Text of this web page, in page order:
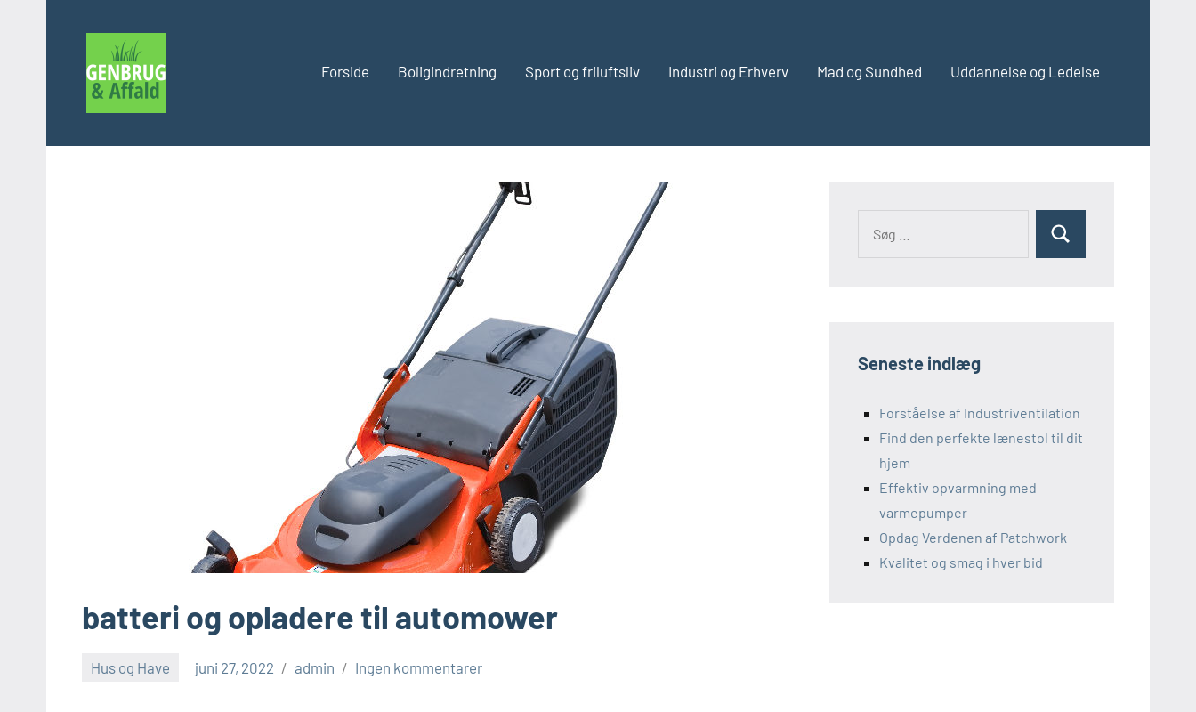
indhold
og
Forside Boligindretning Sport og friluftsliv Industri og Erhverv Mad og Sundhed Uddannelse og Ledelse
batteri og opladere til automower
Hus og Have juni 27, 2022 admin Ingen kommentarer
efter:
Søg
Seneste indlæg
Forståelse af Industriventilation
Find den perfekte lænestol til dit
hjem
Effektiv opvarmning med
varmepumper
Opdag Verdenen af Patchwork
Kvalitet og smag i hver bid